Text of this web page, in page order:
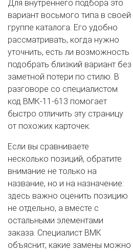
Для внутреннего подбора это
вариант восьмого типа в своей
группе каталога. Его удобно
рассматривать, когда нужно
уточнить, есть ли возможность
подобрать близкий вариант без
заметной потери по стилю. В
разговоре со специалистом
код ВМК-11-613 помогает
быстро отличить эту страницу
от похожих карточек.
Если вы сравниваете
несколько позиций, обратите
внимание не только на
название, но и на назначение:
здесь важно оценить позицию
не отдельно, а вместе с
остальными элементами
заказа. Специалист ВМК
объяснит, какие замены можно